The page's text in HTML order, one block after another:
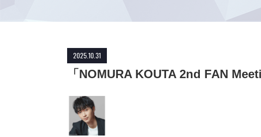
2025.10.31
「NOMURA KOUTA 2nd FAN